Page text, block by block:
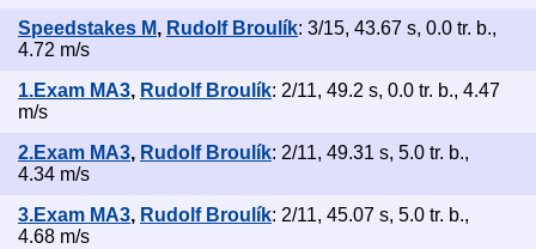
Speedstakes M, Rudolf Broulík: 3/15, 43.67 s, 0.0 tr. b.,
4.72 m/s
1.Exam MA3, Rudolf Broulík: 2/11, 49.2 s, 0.0 tr. b., 4.47
m/s
2.Exam MA3, Rudolf Broulík: 2/11, 49.31 s, 5.0 tr. b.,
4.34 m/s
3.Exam MA3, Rudolf Broulík: 2/11, 45.07 s, 5.0 tr. b.,
4.68 m/s